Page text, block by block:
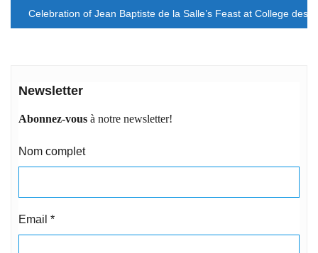
l’article
Celebration of Jean Baptiste de la Salle’s Feast at College des
Newsletter
Abonnez-vous à notre newsletter!
Nom complet
Email *